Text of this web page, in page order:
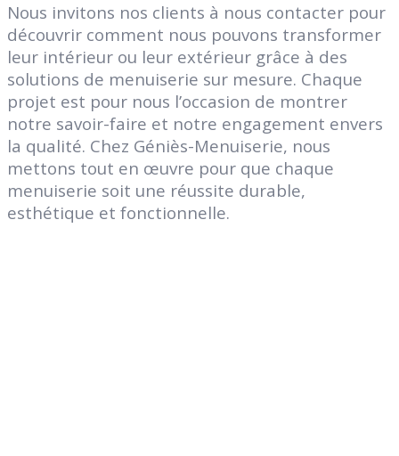
Nous invitons nos clients à nous contacter pour
découvrir comment nous pouvons transformer
leur intérieur ou leur extérieur grâce à des
solutions de menuiserie sur mesure. Chaque
projet est pour nous l’occasion de montrer
notre savoir-faire et notre engagement envers
la qualité. Chez Géniès-Menuiserie, nous
mettons tout en œuvre pour que chaque
menuiserie soit une réussite durable,
esthétique et fonctionnelle.